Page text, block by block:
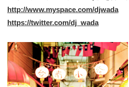
http://www.myspace.com/djwada
https://twitter.com/dj_wada